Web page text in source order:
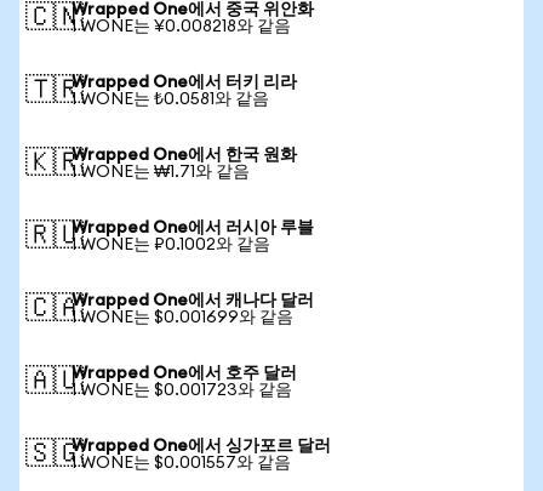
🇨🇳Wrapped One에서 중국 위안화
1 WONE는 ¥0.008218와 같음
🇹🇷Wrapped One에서 터키 리라
1 WONE는 ₺0.0581와 같음
🇰🇷Wrapped One에서 한국 원화
1 WONE는 ₩1.71와 같음
🇷🇺Wrapped One에서 러시아 루블
1 WONE는 ₽0.1002와 같음
🇨🇦Wrapped One에서 캐나다 달러
1 WONE는 $0.001699와 같음
🇦🇺Wrapped One에서 호주 달러
1 WONE는 $0.001723와 같음
🇸🇬Wrapped One에서 싱가포르 달러
1 WONE는 $0.001557와 같음